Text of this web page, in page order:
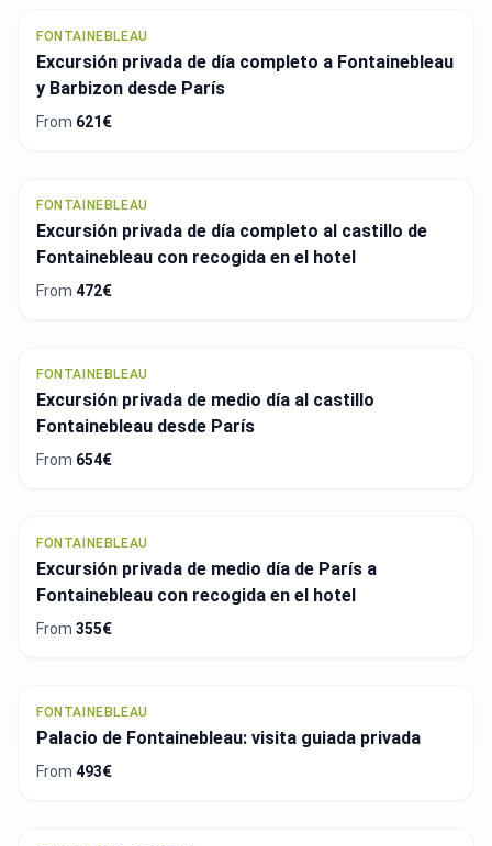
FONTAINEBLEAU
Excursión privada de día completo a Fontainebleau
y Barbizon desde París
From 621€
FONTAINEBLEAU
Excursión privada de día completo al castillo de
Fontainebleau con recogida en el hotel
From 472€
FONTAINEBLEAU
Excursión privada de medio día al castillo
Fontainebleau desde París
From 654€
FONTAINEBLEAU
Excursión privada de medio día de París a
Fontainebleau con recogida en el hotel
From 355€
FONTAINEBLEAU
Palacio de Fontainebleau: visita guiada privada
From 493€